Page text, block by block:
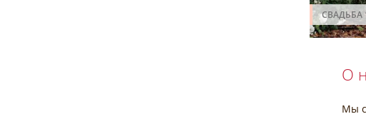
СВАДЬБА
О
Мы